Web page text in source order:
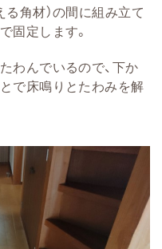
角材）の間に組み立て
固定します。
わんでいるので、下か
で床鳴りとたわみを解